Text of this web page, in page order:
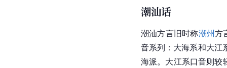
潮汕话
潮汕方言旧时称潮州方
音系列：大海系和大江
海派。大江系口音则较